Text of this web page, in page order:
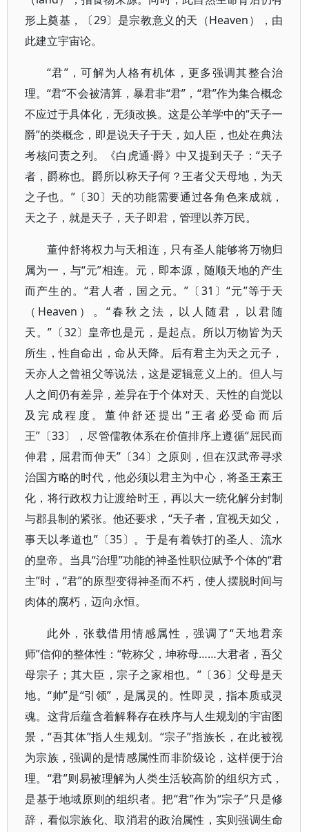
形上奠基，〔29〕是宗教意义的天（Heaven），由
此建立宇宙论。
“君”，可解为人格有机体，更多强调其整合治
理。“君”不会被清算，暴君非“君”，“君”作为集合概念
不应过于具体化，无须改换。这是公羊学中的“天子一
爵”的类概念，即是说天子于天，如人臣，也处在典法
考核问责之列。《白虎通·爵》中又提到天子：“天子
者，爵称也。爵所以称天子何？王者父天母地，为天
之子也。”〔30〕天的功能需要通过各角色来成就，
天之子，就是天子，天子即君，管理以养万民。
董仲舒将权力与天相连，只有圣人能够将万物归
属为一，与“元”相连。元，即本源，随顺天地的产生
而产生的。“君人者，国之元。”〔31〕“元”等于天
（Heaven）。“春秋之法，以人随君，以君随
天。”〔32〕皇帝也是元，是起点。所以万物皆为天
所生，性自命出，命从天降。后有君主为天之元子，
天亦人之曾祖父等说法，这是逻辑意义上的。但人与
人之间仍有差异，差异在于个体对天、天性的自觉以
及完成程度。董仲舒还提出“王者必受命而后
王”〔33〕，尽管儒教体系在价值排序上遵循“屈民而
伸君，屈君而伸天”〔34〕之原则，但在汉武帝寻求
治国方略的时代，他必须以君主为中心，将圣王素王
化，将行政权力让渡给时王，再以大一统化解分封制
与郡县制的紧张。他还要求，“天子者，宜视天如父，
事天以孝道也”〔35〕。于是有着铁打的圣人、流水
的皇帝。当具“治理”功能的神圣性职位赋予个体的“君
主”时，“君”的原型变得神圣而不朽，使人摆脱时间与
肉体的腐朽，迈向永恒。
此外，张载借用情感属性，强调了“天地君亲
师”信仰的整体性：“乾称父，坤称母……大君者，吾父
母宗子；其大臣，宗子之家相也。”〔36〕父母是天
地。“帅”是“引领”，是属灵的。性即灵，指本质或灵
魂。这背后蕴含着解释存在秩序与人生规划的宇宙图
景，“吾其体”指人生规划。“宗子”指族长，在此被视
为宗族，强调的是情感属性而非阶级论，这样便于治
理。“君”则易被理解为人类生活较高阶的组织方式，
是基于地域原则的组织者。把“君”作为“宗子”只是修
辞，看似宗族化、取消君的政治属性，实则强调生命